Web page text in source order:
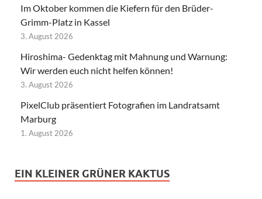
Im Oktober kommen die Kiefern für den Brüder-
Grimm-Platz in Kassel
3. August 2026
Hiroshima- Gedenktag mit Mahnung und Warnung:
Wir werden euch nicht helfen können!
3. August 2026
PixelClub präsentiert Fotografien im Landratsamt
Marburg
1. August 2026
EIN KLEINER GRÜNER KAKTUS